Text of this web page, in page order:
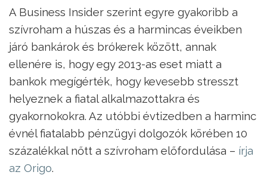
A Business Insider szerint egyre gyakoribb a
szívroham a húszas és a harmincas éveikben
járó bankárok és brókerek között, annak
ellenére is, hogy egy 2013-as eset miatt a
bankok megígérték, hogy kevesebb stresszt
helyeznek a fiatal alkalmazottakra és
gyakornokokra. Az utóbbi évtizedben a harminc
évnél fiatalabb pénzügyi dolgozók körében 10
százalékkal nőtt a szívroham előfordulása – írja
az Origo.